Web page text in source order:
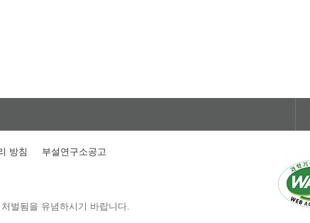
방침 부설연구소공고
벌됨을 유념하시기 바랍니다.